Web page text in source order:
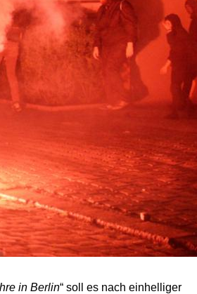
in Berlin“ soll es nach einhelliger